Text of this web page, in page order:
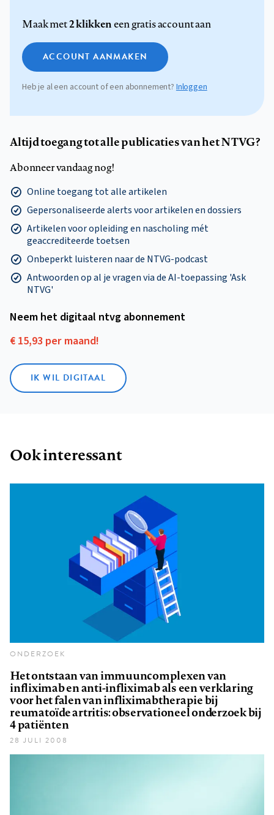
Maak met2 klikkeneen gratis account aan
ACCOUNT AANMAKEN
Heb je al een account of een abonnement? Inloggen
Altijd toegang tot alle publicaties van het NTVG?
Abonneer vandaag nog!
Online toegang tot alle artikelen
Gepersonaliseerde alerts voor artikelen en dossiers
Artikelen voor opleiding en nascholing mét
geaccrediteerde toetsen
Onbeperkt luisteren naar de NTVG-podcast
Antwoorden op al je vragen via de AI-toepassing 'Ask
NTVG'
Neem het digitaal ntvg abonnement
€ 15,93 per maand!
IK WIL DIGITAAL
Ook interessant
ONDERZOEK
Het ontstaan van immuuncomplexen van
infliximab en anti-infliximab als een verklaring
voor het falen van infliximabtherapie bij
reumatoïde artritis: observationeel onderzoek bij
4 patiënten
28 JULI 2008